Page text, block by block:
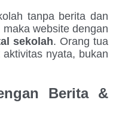
tanpa berita dan
website dengan
sekolah. Orang tua
nyata, bukan
Berita &